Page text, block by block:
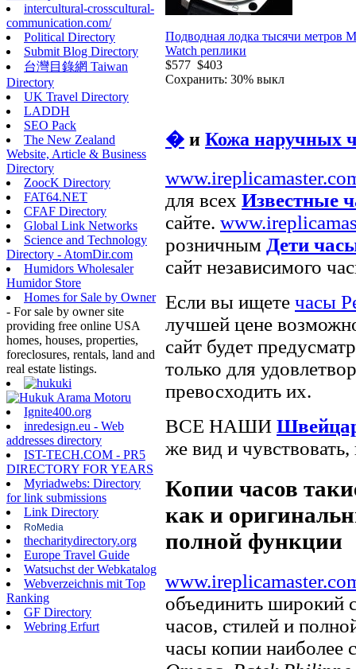
intercultural-crosscultural-
communication.com/
Political Directory
Submit Blog Directory
台灣目錄網 Taiwan
Directory
UK Travel Directory
LADDH
SEO Pack
The New Zealand
Website, Article & Business
Directory
ZoocK Directory
FAT64.NET
CFAF Directory
Global Link Networks
Science and Technology
Directory - AtomDir.com
Humidors Wholesaler
Humidor Store
Homes for Sale by Owner
- For sale by owner site
providing free online USA
homes, houses, properties,
foreclosures, rentals, land and
real estate listings.
Ignite400.org
inredesign.eu - Web
addresses directory
IST-TECH.COM - PR5
DIRECTORY FOR YEARS
Myriadwebs: Directory
for link submissions
Link Directory
RoMedia
thecharitydirectory.org
Europe Travel Guide
Watsuchst der Webkatalog
Webverzeichnis mit Top
Ranking
GF Directory
Webring Erfurt
Подводная лодка тысячи метров
Watch реплики
$577 $403
Сохранить: 30% выкл
� и Кожа наручных
для всех Известные
сайте.
розничным Дети
сайт независимого
Если вы ищете часы
лучшей цене
сайт будет
только для
превосходить их.
ВСЕ НАШИ
же вид и
Копии часов
как и
полной функции
объединить широкий
часов, стилей и
часы копии наиболее